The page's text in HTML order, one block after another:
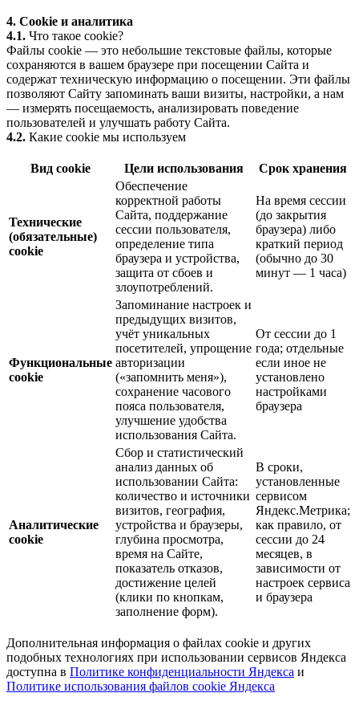
4. Cookie и аналитика
4.1. Что такое cookie?
Файлы cookie — это небольшие текстовые файлы, которые
сохраняются в вашем браузере при посещении Сайта и
содержат техническую информацию о посещении. Эти файлы
позволяют Сайту запоминать ваши визиты, настройки, а нам
— измерять посещаемость, анализировать поведение
пользователей и улучшать работу Сайта.
4.2. Какие cookie мы используем
Вид cookie Цели использования Срок хранения
Технические
(обязательные)
cookie
Обеспечение
корректной работы
Сайта, поддержание
сессии пользователя,
определение типа
браузера и устройства,
защита от сбоев и
злоупотреблений.
На время сессии
(до закрытия
браузера) либо
краткий период
(обычно до 30
минут — 1 часа)
Функциональные
cookie
Запоминание настроек и
предыдущих визитов,
учёт уникальных
посетителей, упрощение
авторизации
(«запомнить меня»),
сохранение часового
пояса пользователя,
улучшение удобства
использования Сайта.
От сессии до 1
года; отдельные
если иное не
установлено
настройками
браузера
Аналитические
cookie
Сбор и статистический
анализ данных об
использовании Сайта:
количество и источники
визитов, география,
устройства и браузеры,
глубина просмотра,
время на Сайте,
показатель отказов,
достижение целей
(клики по кнопкам,
заполнение форм).
В сроки,
установленные
сервисом
Яндекс.Метрика;
как правило, от
сессии до 24
месяцев, в
зависимости от
настроек сервиса
и браузера
Дополнительная информация о файлах cookie и других
подобных технологиях при использовании сервисов Яндекса
доступна в Политике конфиденциальности Яндекса и
Политике использования файлов cookie Яндекса